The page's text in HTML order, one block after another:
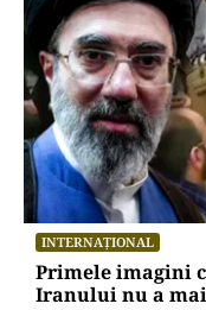
INTERNAȚIONAL
Primele imagini
Iranului nu a